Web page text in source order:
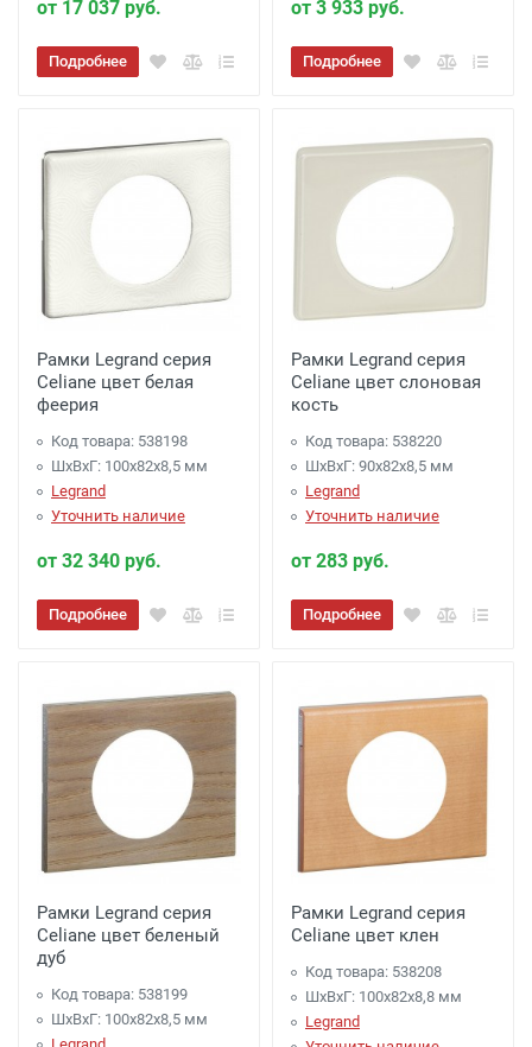
от 17 037 руб.
Подробнее
от 3 933 руб.
Подробнее
Рамки Legrand серия
Celiane цвет белая
феерия
Код товара: 538198
ШхВхГ: 100x82x8,5 мм
Legrand
Уточнить наличие
от 32 340 руб.
Подробнее
Рамки Legrand серия
Celiane цвет слоновая
кость
Код товара: 538220
ШхВхГ: 90x82x8,5 мм
Legrand
Уточнить наличие
от 283 руб.
Подробнее
Рамки Legrand серия
Celiane цвет беленый
дуб
Код товара: 538199
ШхВхГ: 100x82x8,5 мм
Рамки Legrand серия
Celiane цвет клен
Код товара: 538208
ШхВхГ: 100x82x8,8 мм
Legrand